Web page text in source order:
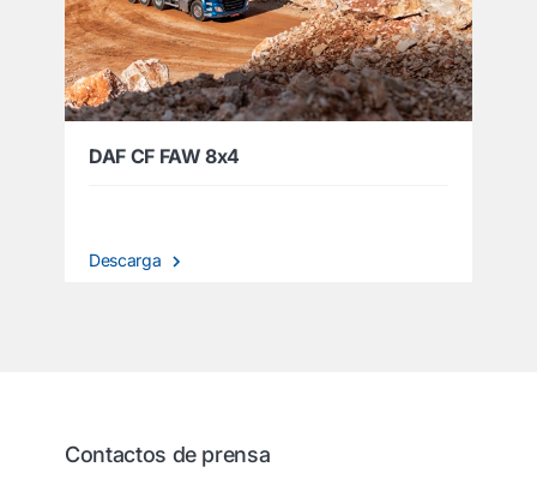
DAF CF FAW 8x4
Descarga
Contactos de prensa